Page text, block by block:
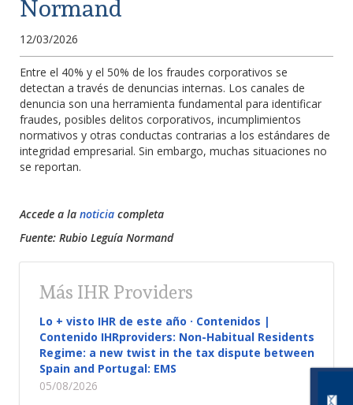
Normand
12/03/2026
Entre el 40% y el 50% de los fraudes corporativos se
detectan a través de denuncias internas. Los canales de
denuncia son una herramienta fundamental para identificar
fraudes, posibles delitos corporativos, incumplimientos
normativos y otras conductas contrarias a los estándares de
integridad empresarial. Sin embargo, muchas situaciones no
se reportan.
Accede a la noticia completa
Fuente: Rubio Leguía Normand
Más IHR Providers
Lo + visto IHR de este año · Contenidos |
Contenido IHRproviders: Non-Habitual Residents
Regime: a new twist in the tax dispute between
Spain and Portugal: EMS
05/08/2026